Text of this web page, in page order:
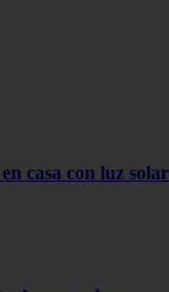
casa con luz